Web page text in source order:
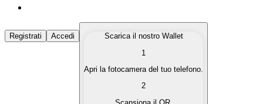
Acquista Criptovalute
Acquista le criptovalute che ti interessano in modo
Converti le tue criptovalute in valuta fiat quando ne hai
Registrati Accedi
Scarica il nostro Wallet
1
Apri la fotocamera del tuo telefono.
2